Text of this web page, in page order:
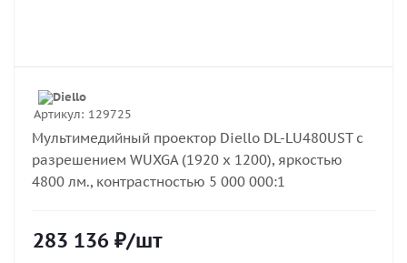
Артикул: 129725
Мультимедийный проектор Diello DL-LU480UST с
разрешением WUXGA (1920 x 1200), яркостью
4800 лм., контрастностью 5 000 000:1
283 136 ₽/шт